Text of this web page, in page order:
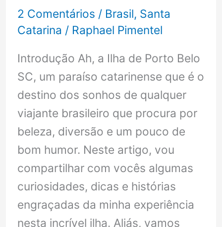
2 Comentários / Brasil, Santa
Catarina / Raphael Pimentel
Introdução Ah, a Ilha de Porto Belo
SC, um paraíso catarinense que é o
destino dos sonhos de qualquer
viajante brasileiro que procura por
beleza, diversão e um pouco de
bom humor. Neste artigo, vou
compartilhar com vocês algumas
curiosidades, dicas e histórias
engraçadas da minha experiência
nesta incrível ilha. Aliás, vamos